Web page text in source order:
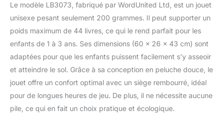
légèrement rembourré
complète le confort de
votre tout-petit.
Développement :
tout-petits âgés de 12
mois et plus. Encourage
l'imagination et aide les
tout-petits à développer
la force, l'équilibre, la
coordination et la
Le modèle LB3073, fabriqué par WordUnited Ltd, est un jouet
unisexe pesant seulement 200 grammes. Il peut supporter un
poids maximum de 44 livres, ce qui le rend parfait pour les
enfants de 1 à 3 ans. Ses dimensions (60 x 26 x 43 cm) sont
adaptées pour que les enfants puissent facilement s’y asseoir
et atteindre le sol. Grâce à sa conception en peluche douce, le
jouet offre un confort optimal avec un siège rembourré, idéal
pour de longues heures de jeu. De plus, il ne nécessite aucune
pile, ce qui en fait un choix pratique et écologique.